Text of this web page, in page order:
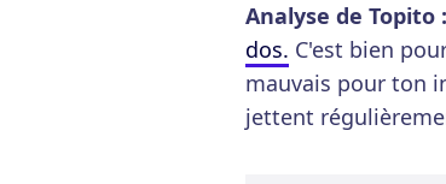
Analyse de Topito :
dos. C'est bien
mauvais pour ton
jettent